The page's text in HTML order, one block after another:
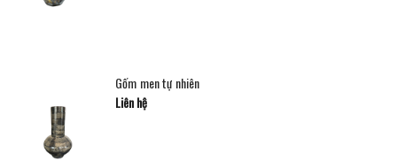
Gốm men tự nhiên
Liên hệ